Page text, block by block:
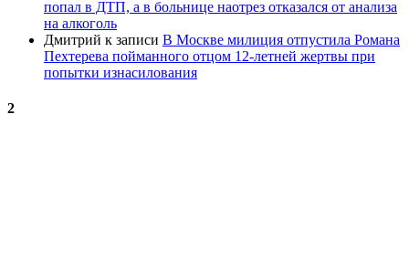
попал в ДТП, а в больнице наотрез отказался от анализа
на алкоголь
Дмитрий к записи В Москве милиция отпустила Романа
Пехтерева пойманного отцом 12-летней жертвы при
попытки изнасилования
2